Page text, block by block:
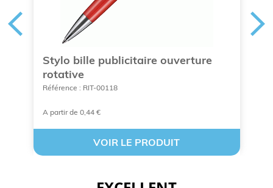
Stylo bille publicitaire ouverture
rotative
Référence : RIT-00118
A partir de 0,44 €
VOIR LE PRODUIT